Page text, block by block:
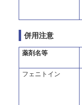
併用注意
薬剤名等
フェニトイン